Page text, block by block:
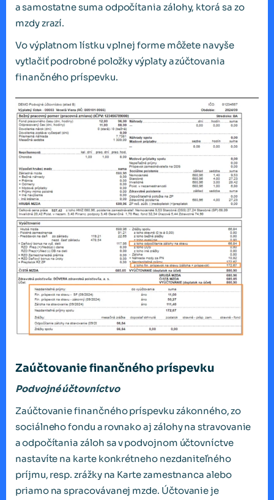
a samostatne suma odpočítania zálohy, ktorá sa zo
mzdy zrazí.
Vo výplatnom lístku v plnej forme môžete navyše
vytlačiť podrobné položky výplaty a zúčtovania
finančného príspevku.
Zaúčtovanie finančného príspevku
Podvojné účtovníctvo
Zaúčtovanie finančného príspevku zákonného, zo
sociálneho fondu a rovnako aj zálohy na stravovanie
a odpočítania záloh sa v podvojnom účtovníctve
nastavíte na karte konkrétneho nezdaniteľného
príjmu, resp. zrážky na Karte zamestnanca alebo
priamo na spracovávanej mzde. Účtovanie je